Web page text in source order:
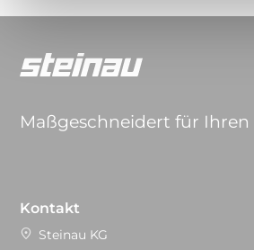
Maßgeschneidert für Ihren
Kontakt
Steinau KG